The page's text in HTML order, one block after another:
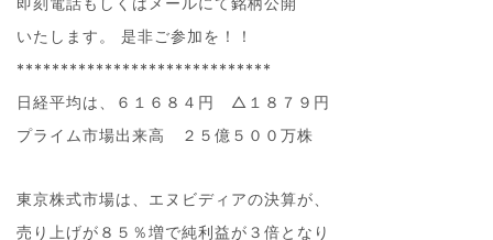
いたします。 是非ご参加を！！
*****************************
日経平均は、６１６８４円 △１８７９円
プライム市場出来高 ２５億５００万株
東京株式市場は、エヌビディアの決算が、
売り上げが８５％増で純利益が３倍となり